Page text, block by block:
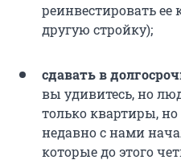
реинвестировать
другую стройку);
сдавать в
вы удивитесь, но
только квартиры,
недавно с нами
которые до этого